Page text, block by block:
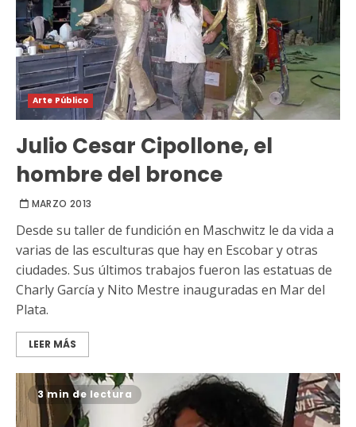
Arte Público
Julio Cesar Cipollone, el
hombre del bronce
MARZO 2013
Desde su taller de fundición en Maschwitz le da vida a
varias de las esculturas que hay en Escobar y otras
ciudades. Sus últimos trabajos fueron las estatuas de
Charly García y Nito Mestre inauguradas en Mar del
Plata.
LEER MÁS
3 min de lectura